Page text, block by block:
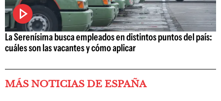
La Serenísima busca empleados en distintos puntos del país:
cuáles son las vacantes y cómo aplicar
MÁS NOTICIAS DE ESPAÑA